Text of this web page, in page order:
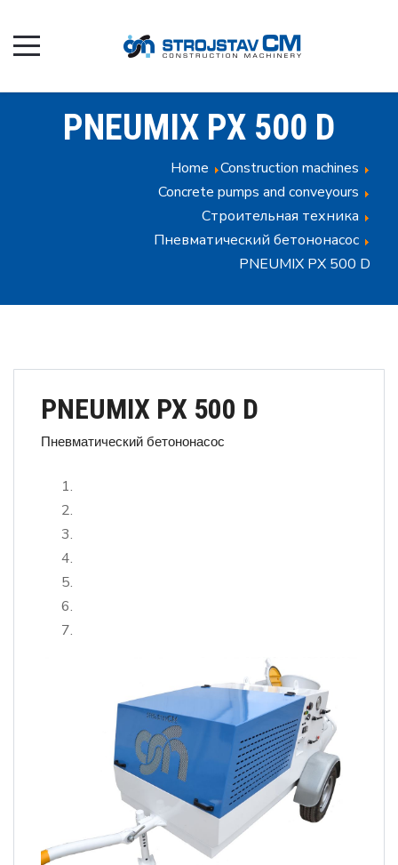
PNEUMIX PX 500 D
Home
Construction machines
Concrete pumps and conveyours
Строительная техника
Пневматический бетононасос
PNEUMIX PX 500 D
PNEUMIX PX 500 D
Пневматический бетононасос